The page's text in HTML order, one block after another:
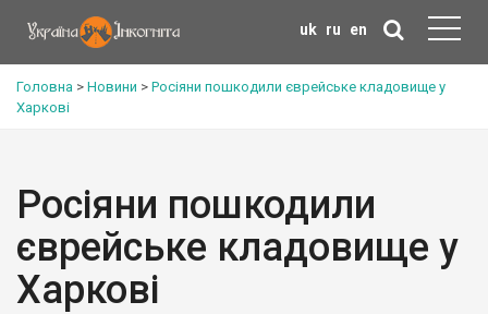
uk ru en
Головна > Новини > Росіяни пошкодили єврейське кладовище у
Харкові
Росіяни пошкодили
єврейське кладовище у
Харкові